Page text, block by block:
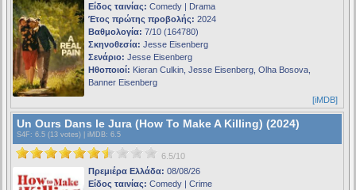
Είδος ταινίας: Comedy | Drama
Έτος πρώτης προβολής: 2024
Βαθμολογία: 7/10 (164780)
Σκηνοθεσία: Jesse Eisenberg
Σενάριο: Jesse Eisenberg
Ηθοποιοί: Kieran Culkin, Jesse Eisenberg, Olha Bosova,
Banner Eisenberg
[iMDB]
Un Ours Dans le Jura (How To Make A Killing) (2024)
S4F : 6.5 (13 votes) | iMDB: 6.5
6.5/10
Πρεμιέρα Ελλάδα: 08/08/26
Είδος ταινίας: Comedy | Crime